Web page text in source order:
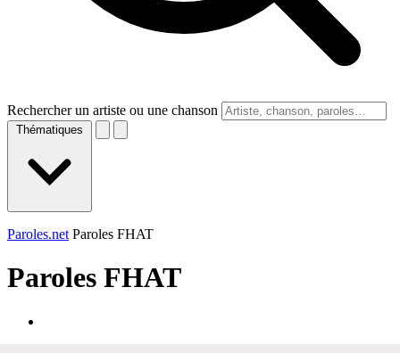
Rechercher un artiste ou une chanson
Thématiques
Paroles.net Paroles FHAT
Paroles FHAT